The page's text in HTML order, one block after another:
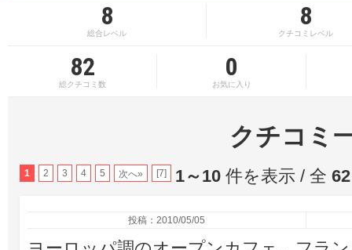
8
総合レベル
8
クチコミレベル
82
総クチコミ数
0
お気に入り
クチコミ
1 2 3 4 5 次へ» [7] 1～10 件を表示 / 全 62
投稿：2010/05/05